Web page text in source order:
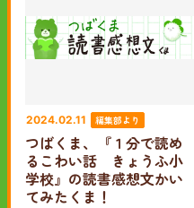
2024.02.11 編集部より
つばくま、『１分で読め
るこわい話 きょうふ小
学校』の読書感想文かい
てみたくま！